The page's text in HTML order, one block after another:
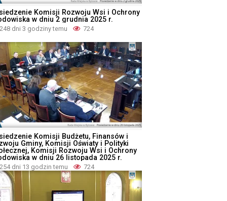
Komisji Rozwoju Wsi i Ochrony
w dniu 2 grudnia 2025 r.
248 dni 3 godziny temu 724
Komisji Budżetu, Finansów i
Gminy, Komisji Oświaty i Polityki
Komisji Rozwoju Wsi i Ochrony
w dniu 26 listopada 2025 r.
254 dni 13 godzin temu 724